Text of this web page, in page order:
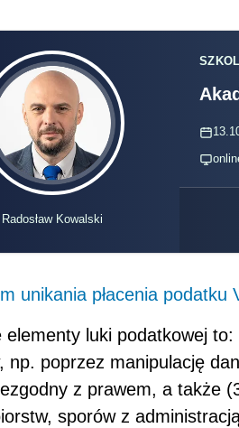
Radosław Kowalski
unikania płacenia podatku
elementy luki podatkowej
np. poprzez manipulację
z prawem, a także
sporów z